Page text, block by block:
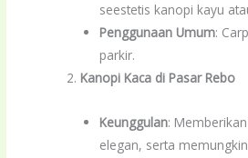
seestetis kanopi kayu
Penggunaan Umum:
parkir.
Kanopi Kaca di Pasar Rebo
Keunggulan:
elegan, serta